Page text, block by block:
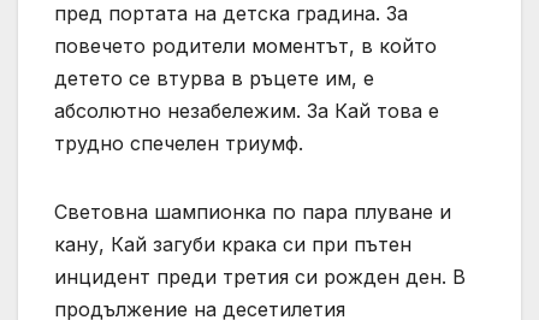
пред портата на детска градина. За
повечето родители моментът, в който
детето се втурва в ръцете им, е
абсолютно незабележим. За Кай това е
трудно спечелен триумф.
Световна шампионка по пара плуване и
кану, Кай загуби крака си при пътен
инцидент преди третия си рожден ден. В
продължение на десетилетия